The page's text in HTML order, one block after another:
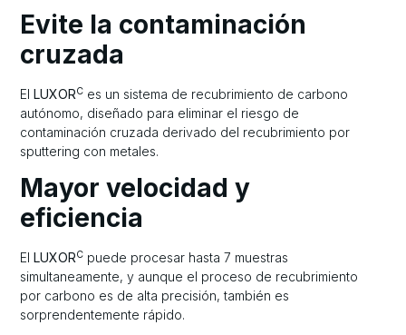
Evite la contaminación
cruzada
ElLUXORC es un sistema de recubrimiento de carbono
autónomo, diseñado para eliminar el riesgo de
contaminación cruzada derivado del recubrimiento por
sputtering con metales.
Mayor velocidad y
eficiencia
El LUXORC puede procesar hasta 7 muestras
simultaneamente, y aunque el proceso de recubrimiento
por carbono es de alta precisión, también es
sorprendentemente rápido.